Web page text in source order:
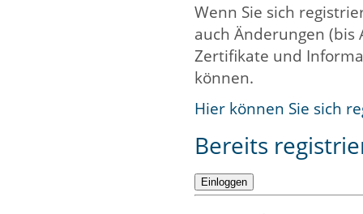
Wenn Sie sich
auch Änderungen
Zertifikate und
können.
Hier können Sie sich
Bereits